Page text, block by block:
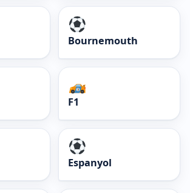
Bournemouth
F1
Espanyol